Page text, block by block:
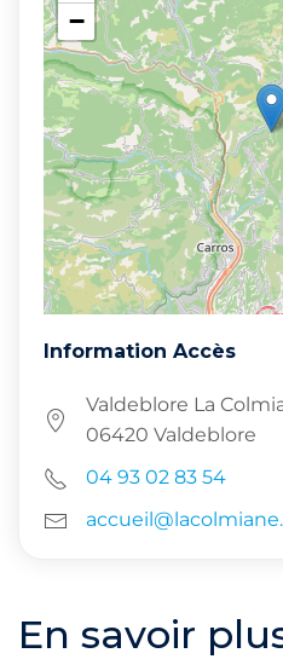
−
Information Accès
Valdeblore La
06420 Valdeblore
04 93 02 83 54
En savoir